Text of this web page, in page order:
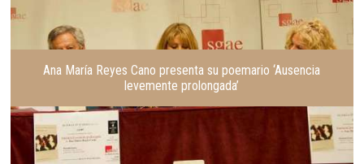
Ana María Reyes Cano presenta su poemario ‘Ausencia
levemente prolongada’